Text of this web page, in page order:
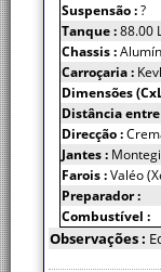
Suspensão :?
Tanque :88.00
Chassis :
Carroçaria :
Dimensões
Distância
Direcção :
Jantes :
Farois :Valéo
Preparador :
Combustível :
Observações :